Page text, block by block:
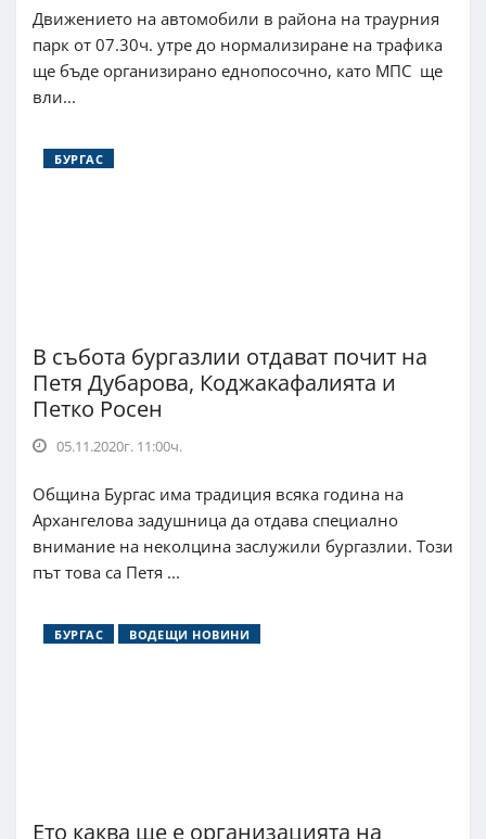
Движението на автомобили в района на траурния
парк от 07.30ч. утре до нормализиране на трафика
ще бъде организирано еднопосочно, като МПС ще
вли...
БУРГАС
В събота бургазлии отдават почит на
Петя Дубарова, Коджакафалията и
Петко Росен
05.11.2020г. 11:00ч.
Община Бургас има традиция всяка година на
Архангелова задушница да отдава специално
внимание на неколцина заслужили бургазлии. Този
път това са Петя ...
БУРГАС ВОДЕЩИ НОВИНИ
Ето каква ще е организацията на